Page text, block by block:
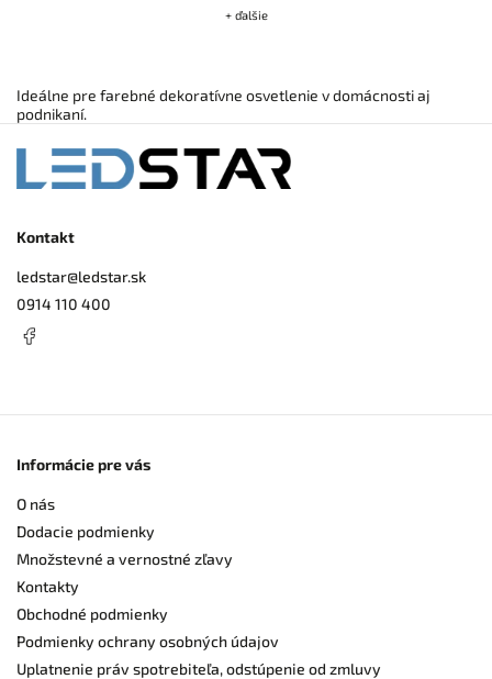
+ ďalšie
Ideálne pre farebné dekoratívne osvetlenie v domácnosti aj
podnikaní.
Kontakt
ledstar@ledstar.sk
0914 110 400
Informácie pre vás
O nás
Dodacie podmienky
Množstevné a vernostné zľavy
Kontakty
Obchodné podmienky
Podmienky ochrany osobných údajov
Uplatnenie práv spotrebiteľa, odstúpenie od zmluvy